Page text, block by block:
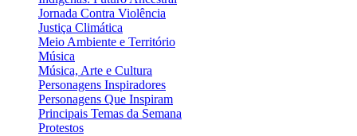
Jornada Contra Violência
Justiça Climática
Meio Ambiente e Território
Música
Música, Arte e Cultura
Personagens Inspiradores
Personagens Que Inspiram
Principais Temas da Semana
Protestos